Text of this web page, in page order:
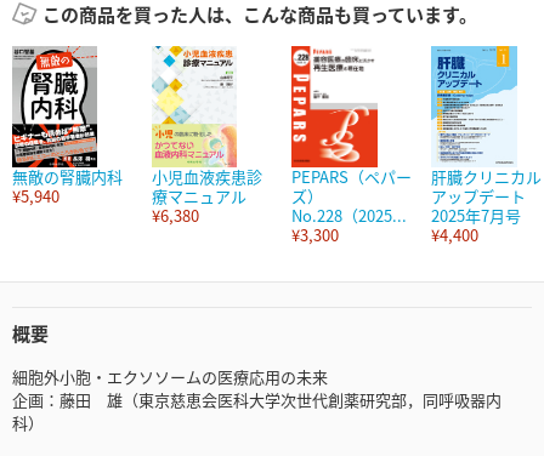
この商品を買った人は、こんな商品も買っています。
無敵の腎臓内科
¥5,940
小児血液疾患診
療マニュアル
¥6,380
PEPARS（ペパー
ズ）
No.228（2025...
¥3,300
肝臓クリニカル
アップデート
2025年7月号
¥4,400
概要
細胞外小胞・エクソソームの医療応用の未来
企画：藤田 雄（東京慈恵会医科大学次世代創薬研究部，同呼吸器内
科）